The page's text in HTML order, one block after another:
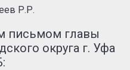
Р.Р.
письмом главы
округа г. Уфа